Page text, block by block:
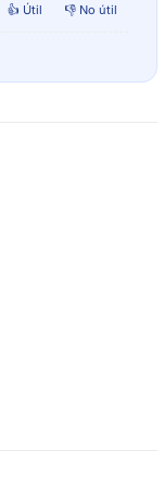
👍 Útil 👎 No útil